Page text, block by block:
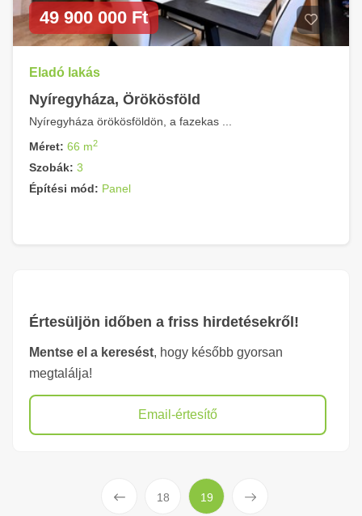
49 900 000 Ft
Eladó lakás
Nyíregyháza, Örökösföld
Nyíregyháza örökösföldön, a fazekas ...
Méret: 66 m2
Szobák: 3
Építési mód: Panel
Értesüljön időben a friss hirdetésekről!
Mentse el a keresést, hogy később gyorsan
megtalálja!
Email-értesítő
Előző 18 19 Következő